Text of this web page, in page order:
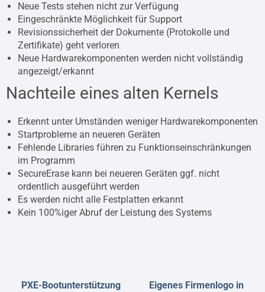
Neue Tests stehen nicht zur Verfügung
Eingeschränkte Möglichkeit für Support
Revisionssicherheit der Dokumente (Protokolle und
Zertifikate) geht verloren
Neue Hardwarekomponenten werden nicht vollständig
angezeigt/erkannt
Nachteile eines alten Kernels
Erkennt unter Umständen weniger Hardwarekomponenten
Startprobleme an neueren Geräten
Fehlende Libraries führen zu Funktionseinschränkungen
im Programm
SecureErase kann bei neueren Geräten ggf. nicht
ordentlich ausgeführt werden
Es werden nicht alle Festplatten erkannt
Kein 100%iger Abruf der Leistung des Systems
PXE-Bootunterstützung
Eigenes Firmenlogo in